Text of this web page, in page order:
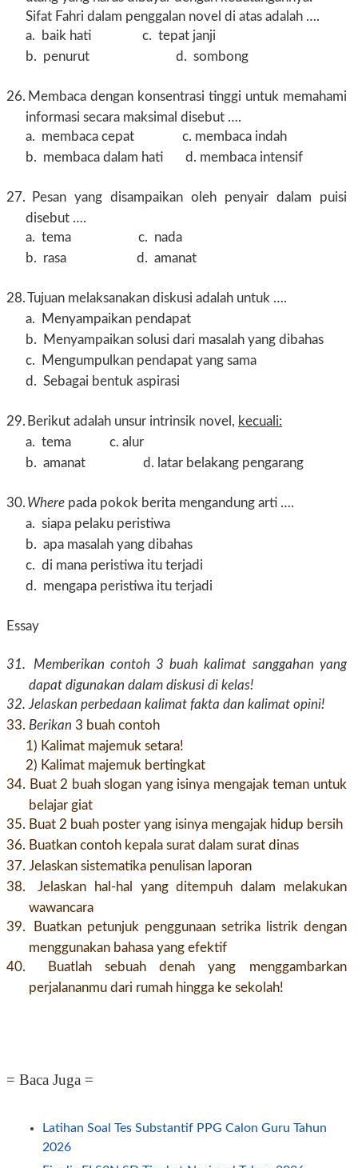
Sifat Fahri dalam penggalan novel di atas adalah ….
a.
baik hati c. tepat janji
b. penurut d. sombong
26. Membaca dengan konsentrasi tinggi untuk memahami
informasi secara maksimal disebut ….
a. membaca cepat c. membaca indah
b. membaca dalam hati d. membaca intensif
27.
Pesan yang disampaikan oleh penyair dalam puisi
disebut ….
a. tema c. nada
b. rasa d. amanat
28.Tujuan melaksanakan diskusi adalah untuk ….
a.
Menyampaikan pendapat
b.
Menyampaikan solusi dari masalah yang dibahas
c.
Mengumpulkan pendapat yang sama
d. Sebagai bentuk aspirasi
29. Berikut adalah unsur intrinsik novel, kecuali:
a. tema c. alur
b. amanat d. latar belakang pengarang
30. Where pada pokok berita mengandung arti ….
a. siapa pelaku peristiwa
b. apa masalah yang dibahas
c. di mana peristiwa itu terjadi
d. mengapa peristiwa itu terjadi
Essay
31.
Memberikan contoh 3 buah kalimat sanggahan yang
dapat digunakan dalam diskusi di kelas!
32. Jelaskan perbedaan kalimat fakta dan kalimat opini!
33. Berikan 3 buah contoh
1) Kalimat majemuk setara!
2) Kalimat majemuk bertingkat
34. Buat 2 buah slogan yang isinya mengajak teman untuk
belajar giat
35. Buat 2 buah poster yang isinya mengajak hidup bersih
36. Buatkan contoh kepala surat dalam surat dinas
37. Jelaskan sistematika penulisan laporan
38.
Jelaskan hal-hal yang ditempuh dalam melakukan
wawancara
39.
Buatkan petunjuk penggunaan setrika listrik dengan
menggunakan bahasa yang efektif
40.
Buatlah sebuah denah yang menggambarkan
perjalananmu dari rumah hingga ke sekolah!
= Baca Juga =
Latihan Soal Tes Substantif PPG Calon Guru Tahun
2026